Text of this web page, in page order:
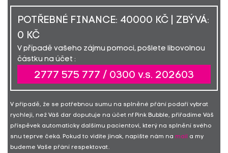
POTŘEBNÉ FINANCE: 40000 KČ | ZBÝVÁ:
0 KČ
V případě vašeho zájmu pomoci, pošlete libovolnou
částku na účet :
2777 575 777 / 0300 v.s. 202603
V případě, že se potřebnou sumu na splněné přání podaří vybrat
rychleji, než Váš dar doputuje na účet nf Pink Bubble, přiřadíme Váš
příspěvek automaticky dalšímu pacientovi, který na splnění svého
snu teprve čeká. Pokud to vidíte jinak, napište nám na mail
a my
budeme Vaše přání respektovat.